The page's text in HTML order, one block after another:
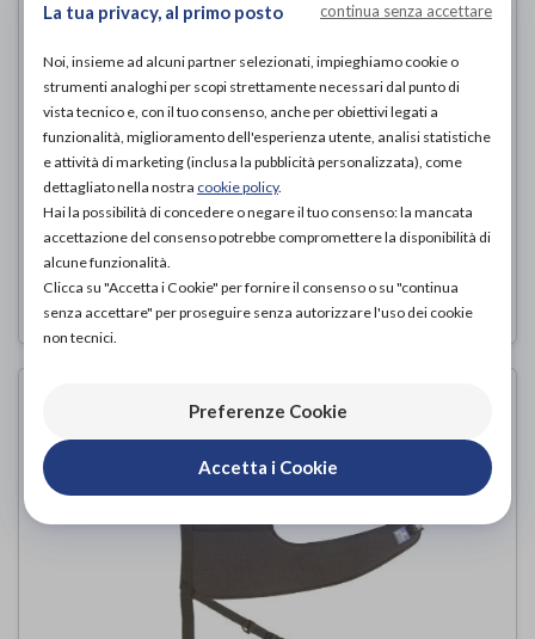
CINTURA DI SICUREZZA 5301
diTermigea
PROVA E ACQUISTA IN NEGOZIO DA25,00€
La tua privacy, al primo posto continua senza accettare
Noi, insieme ad alcuni partner selezionati, impieghiamo cookie o
strumenti analoghi per scopi strettamente necessari dal punto di
vista tecnico e, con il tuo consenso, anche per obiettivi legati a
funzionalità, miglioramento dell'esperienza utente, analisi statistiche
e attività di marketing (inclusa la pubblicità personalizzata), come
dettagliato nella nostra cookie policy.
Hai la possibilità di concedere o negare il tuo consenso: la mancata
accettazione del consenso potrebbe compromettere la disponibilità di
alcune funzionalità.
Clicca su "Accetta i Cookie" per fornire il consenso o su "continua
senza accettare" per proseguire senza autorizzare l'uso dei cookie
non tecnici.
Preferenze Cookie
Accetta i Cookie